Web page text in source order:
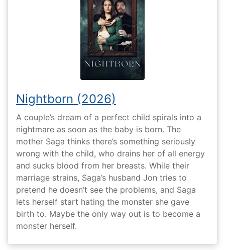
Nightborn (2026)
A couple’s dream of a perfect child spirals into a
nightmare as soon as the baby is born. The
mother Saga thinks there’s something seriously
wrong with the child, who drains her of all energy
and sucks blood from her breasts. While their
marriage strains, Saga’s husband Jon tries to
pretend he doesn’t see the problems, and Saga
lets herself start hating the monster she gave
birth to. Maybe the only way out is to become a
monster herself.